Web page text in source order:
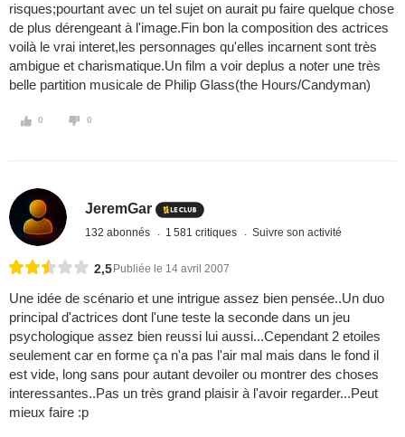
risques;pourtant avec un tel sujet on aurait pu faire quelque chose
de plus dérengeant à l'image.Fin bon la composition des actrices
voilà le vrai interet,les personnages qu'elles incarnent sont très
ambigue et charismatique.Un film a voir deplus a noter une très
belle partition musicale de Philip Glass(the Hours/Candyman)
0 0
JeremGar
132 abonnés 1 581 critiques Suivre son activité
2,5 Publiée le 14 avril 2007
Une idée de scénario et une intrigue assez bien pensée..Un duo
principal d'actrices dont l'une teste la seconde dans un jeu
psychologique assez bien reussi lui aussi...Cependant 2 etoiles
seulement car en forme ça n'a pas l'air mal mais dans le fond il
est vide, long sans pour autant devoiler ou montrer des choses
interessantes..Pas un très grand plaisir à l'avoir regarder...Peut
mieux faire :p